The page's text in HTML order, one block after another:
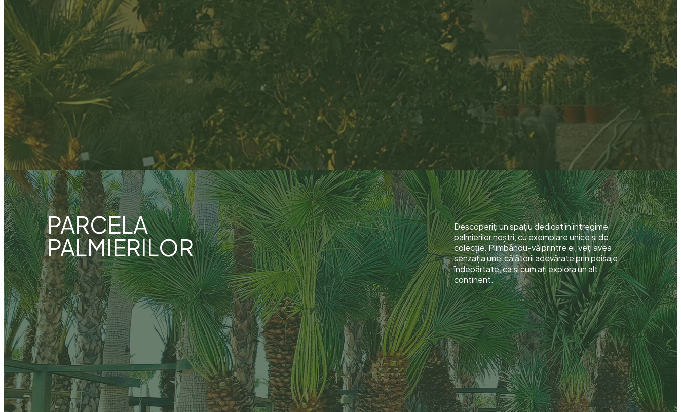
PARCELA
PALMIERILOR
Descoperiți un spațiu dedicat în întregime
palmierilor noștri, cu exemplare unice și de
colecție. Plimbându-vă printre ei, veți avea
senzația unei călătorii adevărate prin peisaje
îndepărtate, ca și cum ați explora un alt
continent.